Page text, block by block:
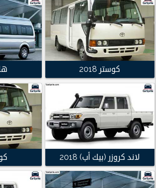
كوستر 2018
لاند كروزر (بيك أب) 2018